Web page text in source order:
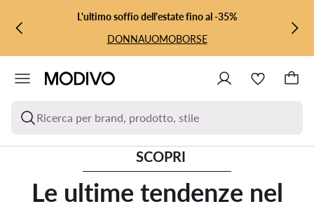
VAI AL CONTENUTO PRINCIPALE
VAI ALLA RICERCAL'ultimo soffio dell'estate fino al -35%
DONNAUOMOBORSE
Ricerca per brand, prodotto, stile
SCOPRI
Le ultime tendenze nel